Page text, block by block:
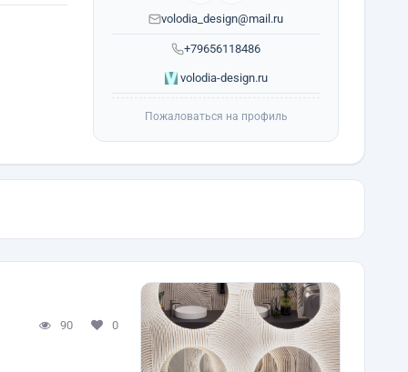
+79656118486
volodia_design@mail.ru
volodia-design.ru
Пожаловаться на профиль
90 0